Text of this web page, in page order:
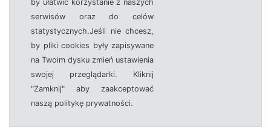
by ułatwić korzystanie z naszych
serwisów oraz do celów
statystycznych.Jeśli nie chcesz,
by pliki cookies były zapisywane
na Twoim dysku zmień ustawienia
swojej przeglądarki. Kliknij
"Zamknij" aby zaakceptować
naszą politykę prywatności.